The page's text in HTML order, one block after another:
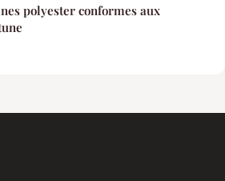
polyester conformes aux